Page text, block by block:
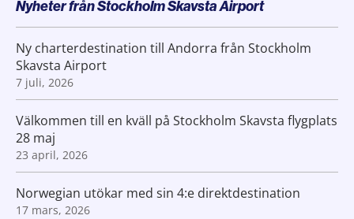
Nyheter från Stockholm Skavsta Airport
Ny charterdestination till Andorra från Stockholm
Skavsta Airport
7 juli, 2026
Välkommen till en kväll på Stockholm Skavsta flygplats
28 maj
23 april, 2026
Norwegian utökar med sin 4:e direktdestination
17 mars, 2026